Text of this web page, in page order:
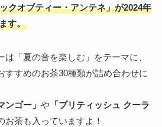
クオブティー・アンテネ」が2024年
す。
「夏の音を楽しむ」をテーマに、
すすめのお茶30種類が詰め合わせに
ンゴー」 や「ブリティッシュ クーラ
お茶も入っていますよ！